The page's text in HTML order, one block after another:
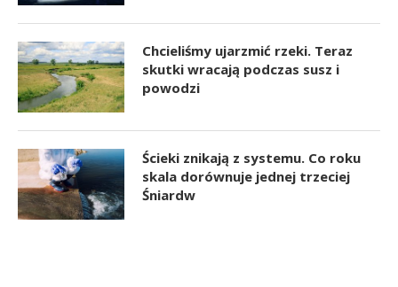
Chcieliśmy ujarzmić rzeki. Teraz
skutki wracają podczas susz i
powodzi
Ścieki znikają z systemu. Co roku
skala dorównuje jednej trzeciej
Śniardw